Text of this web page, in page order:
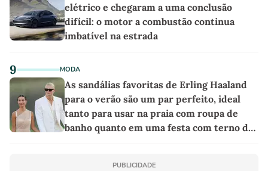
elétrico e chegaram a uma conclusão
difícil: o motor a combustão continua
imbatível na estrada
9 MODA
As sandálias favoritas de Erling Haaland
para o verão são um par perfeito, ideal
tanto para usar na praia com roupa de
banho quanto em uma festa com terno de
PUBLICIDADE